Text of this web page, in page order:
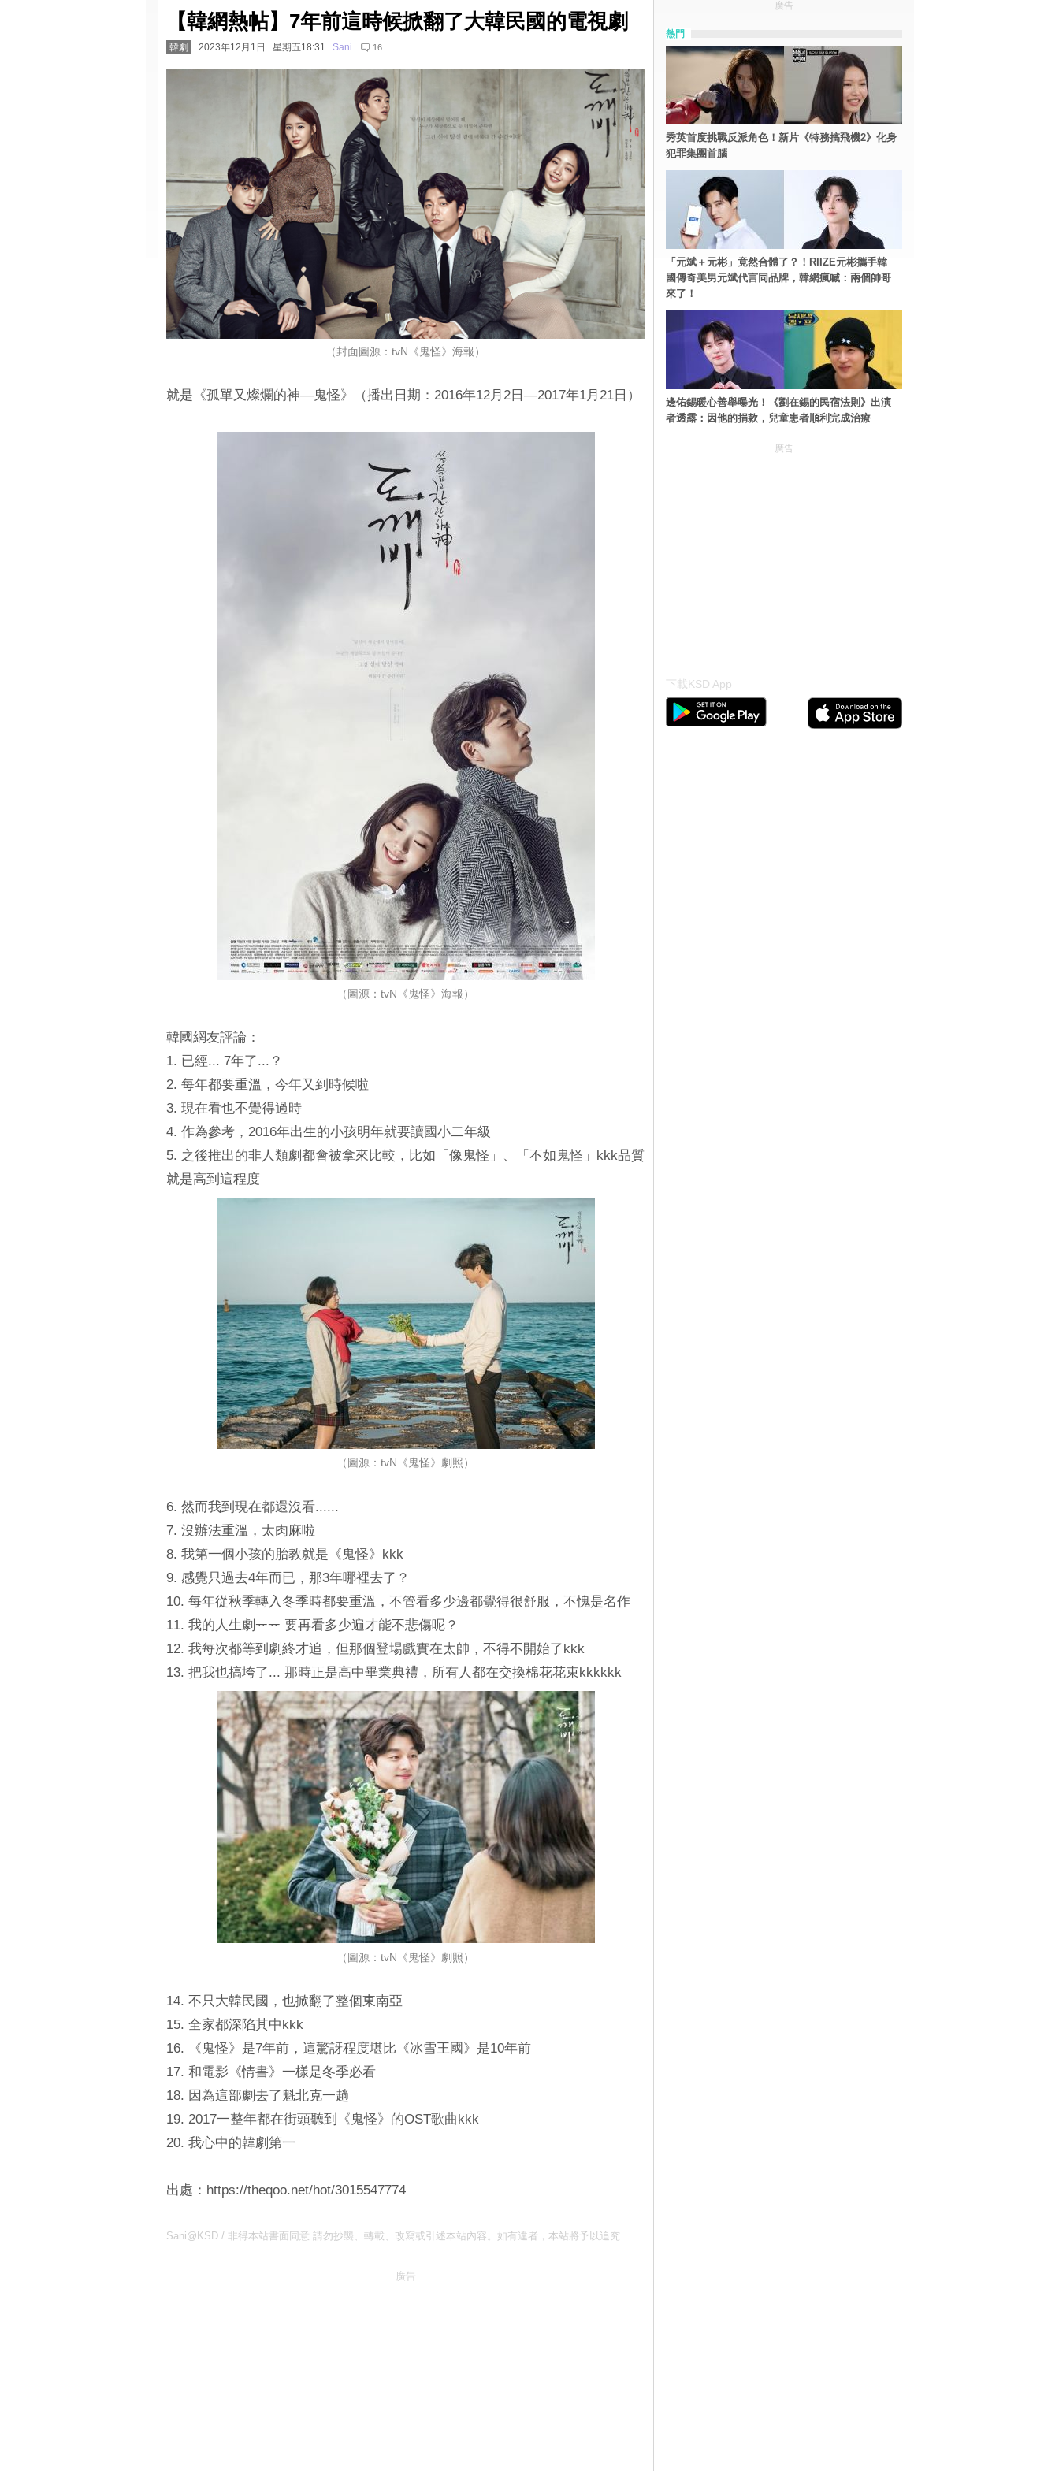
【韓網熱帖】7年前這時候掀翻了大韓民國的電視劇
韓劇 2023年12月1日 星期五18:31 Sani 16
（封面圖源：tvN《鬼怪》海報）
就是《孤單又燦爛的神—鬼怪》（播出日期：2016年12月2日—2017年1月21日）
（圖源：tvN《鬼怪》海報）
韓國網友評論：
1. 已經... 7年了...？
2. 每年都要重溫，今年又到時候啦
3. 現在看也不覺得過時
4. 作為參考，2016年出生的小孩明年就要讀國小二年級
5. 之後推出的非人類劇都會被拿來比較，比如「像鬼怪」、「不如鬼怪」kkk品質
就是高到這程度
（圖源：tvN《鬼怪》劇照）
6. 然而我到現在都還沒看......
7. 沒辦法重溫，太肉麻啦
8. 我第一個小孩的胎教就是《鬼怪》kkk
9. 感覺只過去4年而已，那3年哪裡去了？
10. 每年從秋季轉入冬季時都要重溫，不管看多少邊都覺得很舒服，不愧是名作
11. 我的人生劇ᅲᅲ 要再看多少遍才能不悲傷呢？
12. 我每次都等到劇終才追，但那個登場戲實在太帥，不得不開始了kkk
13. 把我也搞垮了... 那時正是高中畢業典禮，所有人都在交換棉花花束kkkkkk
（圖源：tvN《鬼怪》劇照）
14. 不只大韓民國，也掀翻了整個東南亞
15. 全家都深陷其中kkk
16. 《鬼怪》是7年前，這驚訝程度堪比《冰雪王國》是10年前
17. 和電影《情書》一樣是冬季必看
18. 因為這部劇去了魁北克一趟
19. 2017一整年都在街頭聽到《鬼怪》的OST歌曲kkk
20. 我心中的韓劇第一
出處：https://theqoo.net/hot/3015547774
Sani@KSD / 非得本站書面同意 請勿抄襲、轉載、改寫或引述本站內容。如有違者，本站將予以追究
廣告
廣告
熱門
秀英首度挑戰反派角色！新片《特務搞飛機2》化身
犯罪集團首腦
「元斌＋元彬」竟然合體了？！RIIZE元彬攜手韓
國傳奇美男元斌代言同品牌，韓網瘋喊：兩個帥哥
來了！
邊佑錫暖心善舉曝光！《劉在錫的民宿法則》出演
者透露：因他的捐款，兒童患者順利完成治療
廣告
下載KSD App